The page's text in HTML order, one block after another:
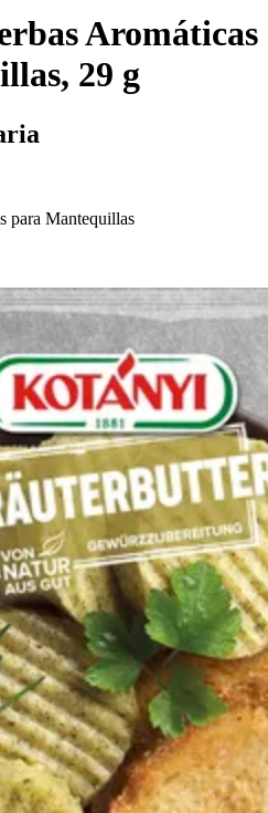
Aromáticas
29 g
Mantequillas